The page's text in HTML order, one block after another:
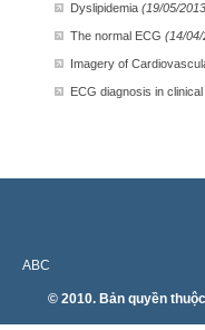
Dyslipidemia (19/05/
The normal ECG (14/04/
Imagery of
ECG diagnosis in
ABC
© 2010. Bản quyền